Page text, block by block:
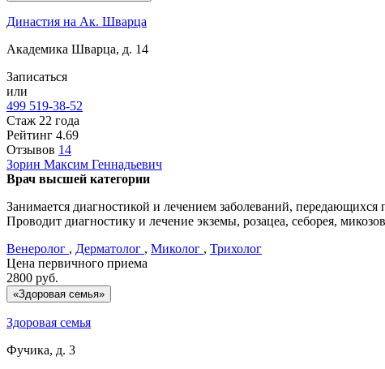
Династия на Ак. Шварца
Академика Шварца, д. 14
Записаться
или
499 519-38-52
Стаж 22 года
Рейтинг 4.69
Отзывов 14
Зорин Максим Геннадьевич
Врач высшей категории
Занимается диагностикой и лечением заболеваний,
Проводит диагностику и лечение экземы, розацеа, себорея,
Венеролог , Дерматолог , Миколог , Трихолог
Цена первичного приема
2800 руб.
«Здоровая семья»
Здоровая семья
Фучика, д. 3